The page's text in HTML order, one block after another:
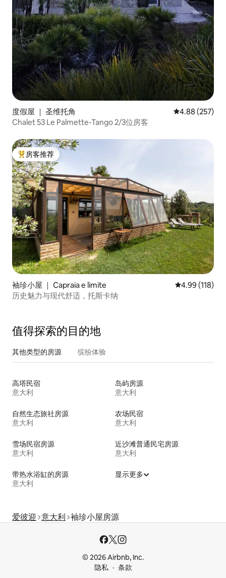
度假屋 ｜ 圣维托角 平均评分 4.88
4.88 (257)
Chalet 53 Le Palmette-Tango 2/3位房客
热门「房客推荐」
房客推荐
袖珍小屋 ｜ Capraia e limite 平均评分 4.99
4.99 (118)
历史魅力与现代舒适，托斯卡纳
值得探索的目的地
其他类型的房源 缤纷体验
高塔民宿
意大利
岛屿房源
意大利
自然生态旅社房源
意大利
农场民宿
意大利
雪场民宿房源
意大利
近沙滩普通民宅房源
意大利
带热水浴缸的房源
意大利
显示更多
爱彼迎 意大利 袖珍小屋房源
© 2026 Airbnb, Inc.
隐私
条款